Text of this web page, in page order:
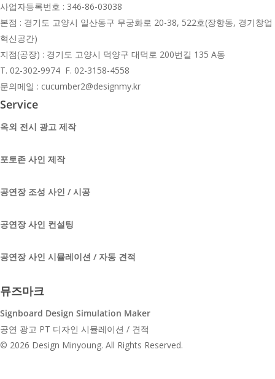
사업자등록번호 : 346-86-03038
본점 : 경기도 고양시 일산동구 무궁화로 20-38, 522호(장항동, 경기창업
혁신공간)
지점(공장) : 경기도 고양시 덕양구 대덕로 200번길 135 A동
T. 02-302-9974 F. 02-3158-4558
문의메일 : cucumber2@designmy.kr
Service
옥외 전시 광고 제작
포토존 사인 제작
공연장 조성 사인 / 시공
공연장 사인 컨설팅
공연장 사인 시뮬레이션 / 자동 견적
뮤즈마크
Signboard Design Simulation Maker
공연 광고 PT 디자인 시뮬레이션 / 견적
© 2026 Design Minyoung. All Rights Reserved.